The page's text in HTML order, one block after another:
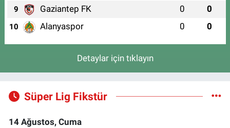
9 Gaziantep FK 0 0
10 Alanyaspor 0 0
Detaylar için tıklayın
Süper Lig Fikstür
14 Ağustos, Cuma